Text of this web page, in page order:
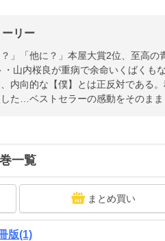
ーリー
」「他に？」本屋大賞2位、至高
山内桜良が重病で余命いくばくも
内向的な【僕】とは正反対である
た…ベストセラーの感動をそのまま
巻一覧
まとめ買い
版(1)